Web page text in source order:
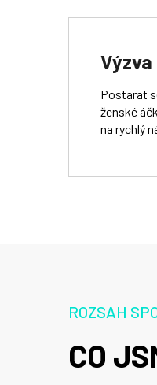
Výzva
Postarat
ženské
na rychlý
ROZSAH
CO